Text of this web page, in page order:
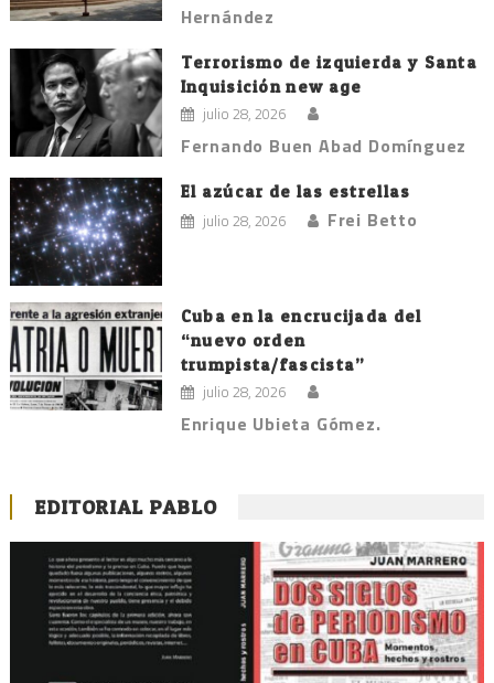
Hernández
Terrorismo de izquierda y Santa
Inquisición new age
julio 28, 2026
Fernando Buen Abad Domínguez
El azúcar de las estrellas
julio 28, 2026 Frei Betto
Cuba en la encrucijada del
“nuevo orden
trumpista/fascista”
julio 28, 2026
Enrique Ubieta Gómez.
EDITORIAL PABLO